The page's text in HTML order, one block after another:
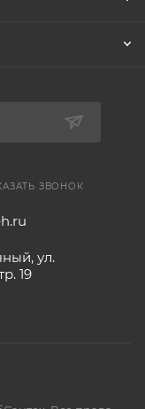
ЗВОНОК
ул.
19